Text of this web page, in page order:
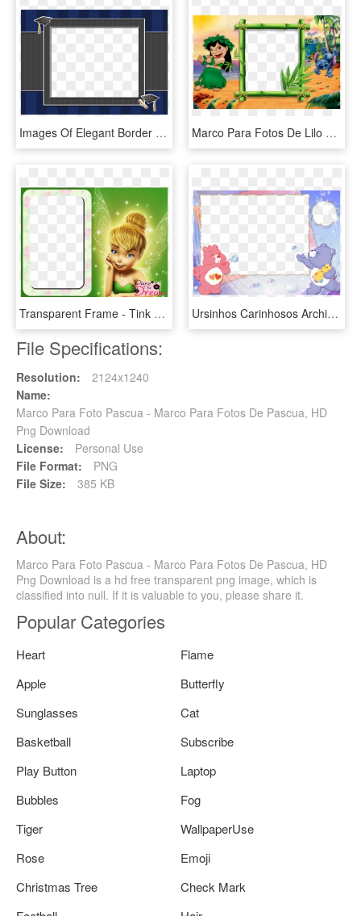
Images Of Elegant Border - Marcos Para Fotos De Graduacion Png, Transparent Png Marco Para Fotos De Lilo Y Stitch, HD Png Download
Transparent Frame - Tink <3 - Marcos Para Fotos De Tinkerbell, HD Png Download Ursinhos Carinhosos Archives - Marcos Para Fotos De Osos, HD Png Download
File Specifications:
Resolution:
2124x1240
Name:
Marco Para Foto Pascua - Marco Para Fotos De Pascua, HD
Png Download
License:
Personal Use
File Format:
PNG
File Size:
385 KB
About:
Marco Para Foto Pascua - Marco Para Fotos De Pascua, HD
Png Download is a hd free transparent png image, which is
classified into null. If it is valuable to you, please share it.
Popular Categories
Heart
Flame
Apple
Butterfly
Sunglasses
Cat
Basketball
Subscribe
Play Button
Laptop
Bubbles
Fog
Tiger
WallpaperUse
Rose
Emoji
Christmas Tree
Check Mark